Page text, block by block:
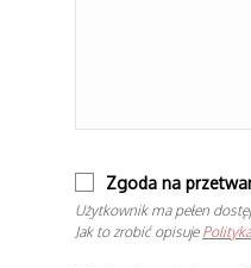
Zgoda na
Użytkownik ma pełen
Jak to zrobić opisuje